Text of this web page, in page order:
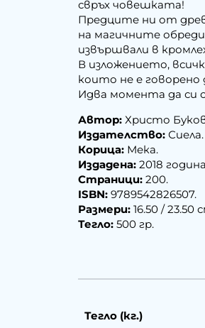
свръх човешката!
Предците ни от
на магичните
извършвали в
В изложението,
които не е говорено
Идва момента да си
Автор: Христо
Издателство: Сиела.
Корица: Мека.
Издадена: 2018
Страници: 200.
ISBN: 9789542826507.
Размери: 16.50 / 23.50
Тегло: 500 гр.
Тегло (кг.)